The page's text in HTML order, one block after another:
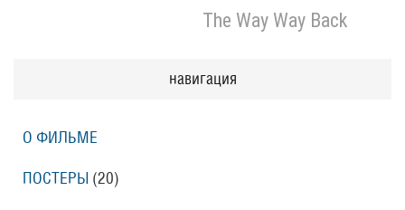
The Way Way Back
навигация
О ФИЛЬМЕ
ПОСТЕРЫ (20)